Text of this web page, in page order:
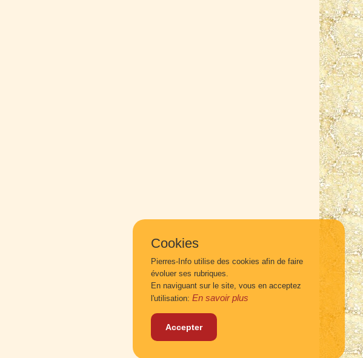
Cookies
Pierres-Info utilise des cookies afin de faire
évoluer ses rubriques.
En naviguant sur le site, vous en acceptez
l'utilisation: En savoir plus
Accepter